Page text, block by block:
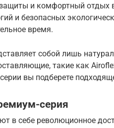
и комфортный отдых
и безопасных
время.
собой лишь
такие как
вы подберете
серия
в себе революционное